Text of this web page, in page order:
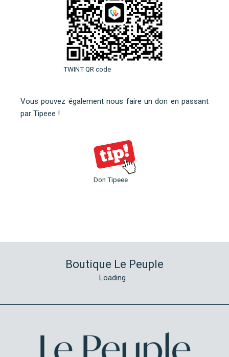
TWINT QR code
Vous pouvez également nous faire un don en passant
par Tipeee !
Don Tipeee
Boutique Le Peuple
Loading...